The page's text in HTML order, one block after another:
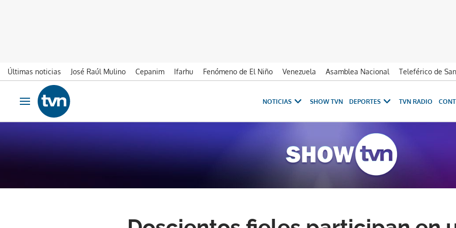
Últimas noticias José Raúl Mulino Cepanim Ifarhu Fenómeno de El Niño Venezuela Asamblea Nacional Teleférico de
Ir al contenido
Obrir navegació
NOTICIAS SHOW TVN DEPORTES TVN RADIO